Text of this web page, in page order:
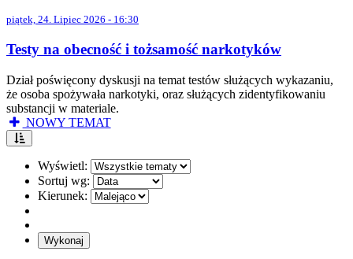
piątek, 24. Lipiec 2026 - 16:30
Testy na obecność i tożsamość narkotyków
Dział poświęcony dyskusji na temat testów służących wykazaniu,
że osoba spożywała narkotyki, oraz służących zidentyfikowaniu
substancji w materiale.
NOWY TEMAT
Wyświetl:
Sortuj wg:
Kierunek: